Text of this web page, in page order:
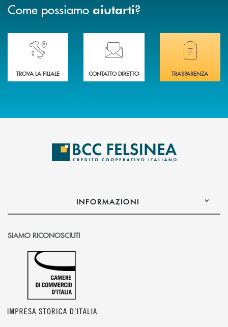
Come possiamo aiutarti?
Accedi all' elenco completo delle nostre&nbsp; filiali .
TROVA LA FILIALE
Ti serve assistenza immediata? Contattaci!
CONTATTO DIRETTO
Hai bisogno di
TRASPARENZA
INFORMAZIONI
SIAMO RICONOSCIUTI